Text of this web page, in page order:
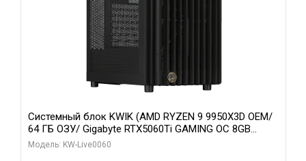
Системный блок KWIK (AMD RYZEN 9 9950X3D OEM/
64 ГБ ОЗУ/ Gigabyte RTX5060Ti GAMING OC 8GB
GDDR7 128bit 3xDP H/ 1 ТБ SSD)
Модель: KW-Live0060